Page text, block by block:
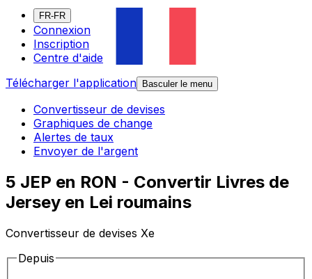
FR-FR
Connexion
Inscription
Centre d'aide
Télécharger l'application
Basculer le menu
Convertisseur de devises
Graphiques de change
Alertes de taux
Envoyer de l'argent
5 JEP en RON - Convertir Livres de
Jersey en Lei roumains
Convertisseur de devises Xe
Depuis